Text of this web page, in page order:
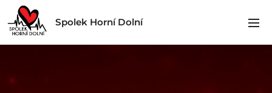
Spolek Horní Dolní